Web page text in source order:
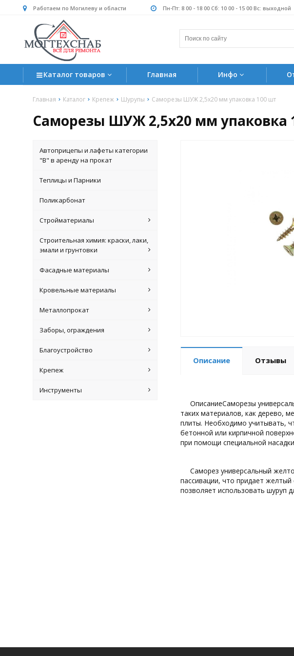
Работаем по Могилеву и области Пн-Пт: 8 00 - 18 00 Сб: 10 00 - 15 00 Вс: выходной
Каталог товаров Главная Инфо
Главная Каталог Крепеж Шурупы Саморезы ШУЖ 2,5х20 мм упаковка 100 шт
Саморезы ШУЖ 2,5х20 мм упаковка
Автоприцепы и лафеты категории
"B" в аренду на прокат
Теплицы и Парники
Поликарбонат
Стройматериалы
Строительная химия: краски, лаки,
эмали и грунтовки
Фасадные материалы
Кровельные материалы
Металлопрокат
Заборы, ограждения
Благоустройство
Крепеж
Инструменты
Описание Отзывы
ОписаниеСаморезы
таких материалов, как дерево,
плиты. Необходимо учитывать,
бетонной или кирпичной
при помощи специальной
Саморез универсальный
пассивации, что придает
позволяет использовать шуруп